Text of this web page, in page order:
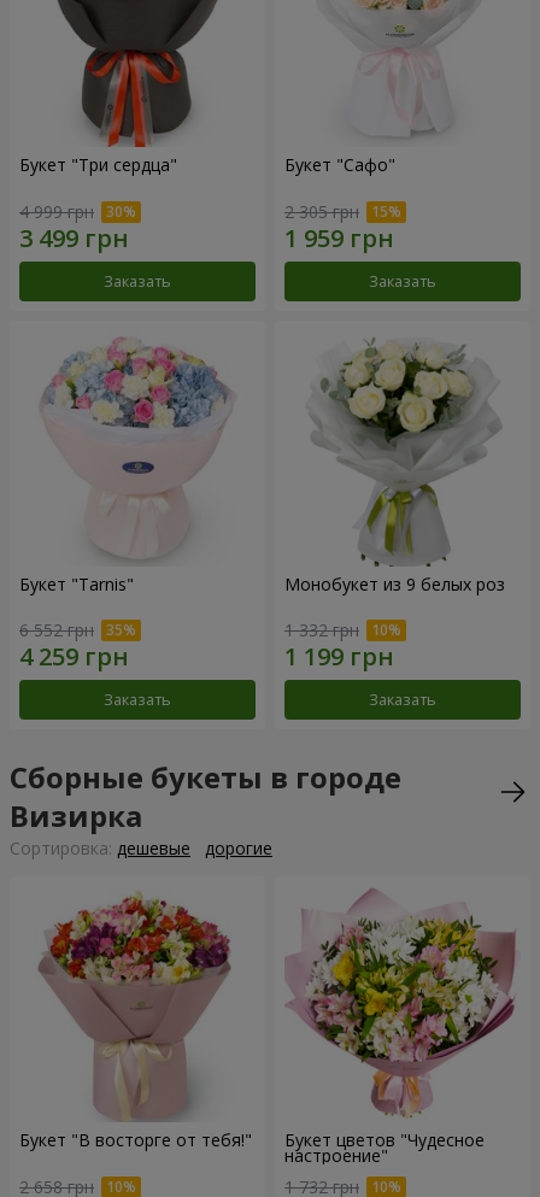
Букет "Три сердца"
4 999 грн
Заказать
Букет "Сафо"
2 305 грн
Заказать
Букет "Tarnis"
6 552 грн
Заказать
Монобукет из 9 белых роз
1 332 грн
Заказать
Сборные букеты в городе
Визирка
Cортировка: дешевые дорогие
Букет "В восторге от тебя!"
2 658 грн
Букет цветов "Чудесное
настроение"
1 732 грн